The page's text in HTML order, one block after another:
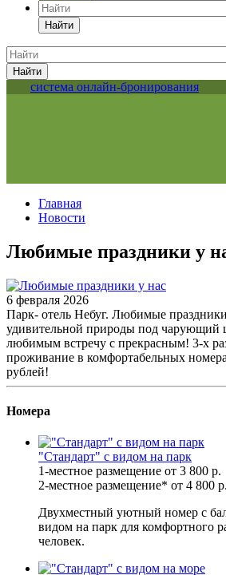
Найти
Найти
система онлайн-бронирования
Главная
Новости
Любимые праздники у
6 февраля 2026
Парк- отель Небуг. Любимые
удивительной природы под чарующий
любимым встречу с прекрасным! 3-х
проживание в комфортабельных
рублей!
Номера
"Стандарт" с видом на парк
1-местное размещение от 3 800 р.
2-местное размещение* от 4 800 р.
Двухместный уютный номер с
видом на парк для комфортного
человек.